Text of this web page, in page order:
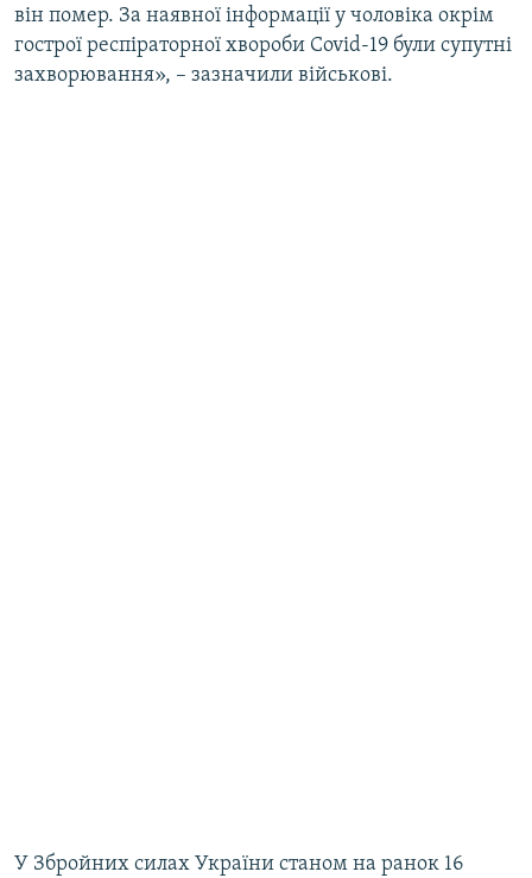
він помер. За наявної інформації у чоловіка окрім
гострої респіраторної хвороби Covid-19 були супутні
захворювання», – зазначили військові.
У Збройних силах України станом на ранок 16